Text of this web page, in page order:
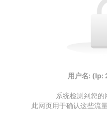
用户名: (Ip:
系统检测到您
此网页用于确认这些流